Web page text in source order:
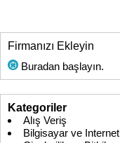
Firmanızı Ekleyin
Buradan başlayın.
Kategoriler
Alış Veriş
Bilgisayar ve Internet